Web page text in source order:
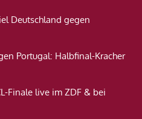
Deutschland gegen
Portugal: Halbfinal-Kracher
Finale live im ZDF & bei